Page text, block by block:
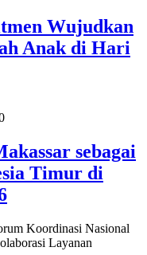
Wujudkan
Anak di Hari
sebagai
Timur di